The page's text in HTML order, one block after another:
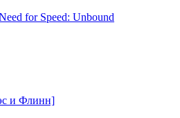
for Speed: Unbound
и Флинн]